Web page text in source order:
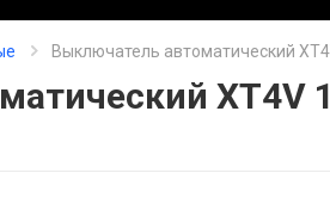
Выключатель автоматический
XT4V